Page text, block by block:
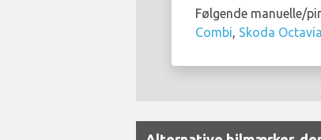
Følgende manuelle/
Combi, Skoda